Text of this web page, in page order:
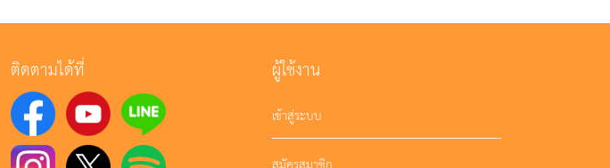
ติดตามได้ที่ ผู้ใช้งาน
เข้าสู่ระบบ
สมัครสมาชิก